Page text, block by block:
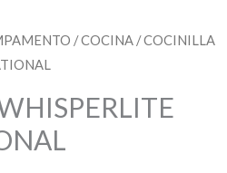
/COCINA / COCINILLA